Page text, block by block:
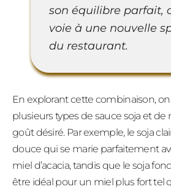
son équilibre parfait,
voie à une nouvelle
du restaurant.
En explorant cette combinaison,
plusieurs types de sauce soja et
goût désiré. Par exemple, le soja
douce qui se marie parfaitement
miel d’acacia, tandis que le soja
être idéal pour un miel plus fort tel